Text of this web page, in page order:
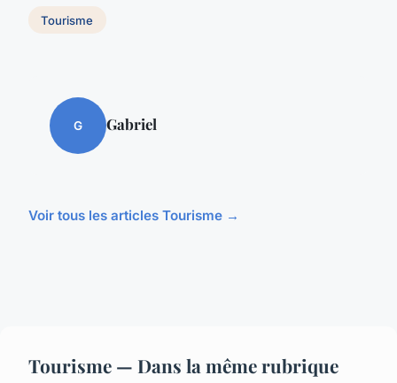
Tourisme
G Gabriel
Voir tous les articles Tourisme →
Tourisme — Dans la même rubrique